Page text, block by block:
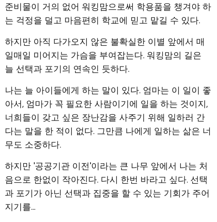
준비물이 거의 없어 워킹맘으로써 학용품을 챙겨야 하
는 걱정을 덜고 마음편히 학교에 믿고 맡길 수 있다.
하지만 아직 다가오지 않은 불확실한 이별 앞에서 매
일매일 미어지는 가슴을 부여잡는다. 워킹맘의 길은
늘 선택과 포기의 연속인 듯하다.
나는 늘 아이들에게 하는 말이 있다. 엄마는 이 일이 좋
아서, 엄마가 꼭 필요한 사람이기에 일을 하는 것이지,
너희들이 갖고 싶은 장난감을 사주기 위해 일하러 간
다는 말을 한 적이 없다. 그만큼 나에게 일하는 삶은 너
무도 소중하다.
하지만 '공공기관 이전'이라는 큰 나무 앞에서 나는 처
음으로 한없이 작아진다. 다시 한번 바라고 싶다. 선택
과 포기가 아닌 선택과 집중을 할 수 있는 기회가 주어
지기를...